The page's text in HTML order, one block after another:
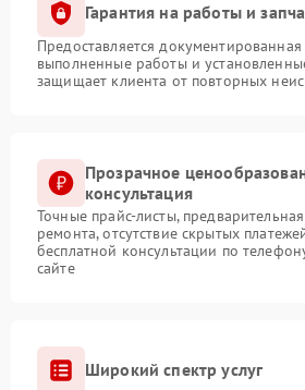
Гарантия на работы и
Предоставляется
выполненные работы и
защищает клиента от повторных
Прозрачное
консультация
Точные прайс-листы,
ремонта, отсутствие скрытых
бесплатной консультации по
сайте
Широкий спектр услуг